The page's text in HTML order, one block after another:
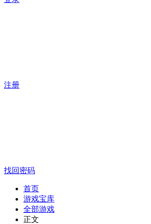
注册
找回密码
首页
游戏宝库
全部游戏
正文